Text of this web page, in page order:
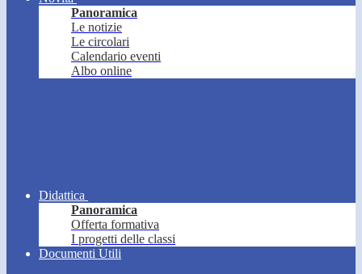
Panoramica
Le notizie
Le circolari
Calendario eventi
Albo online
Didattica
Panoramica
Offerta formativa
I progetti delle classi
Documenti Utili